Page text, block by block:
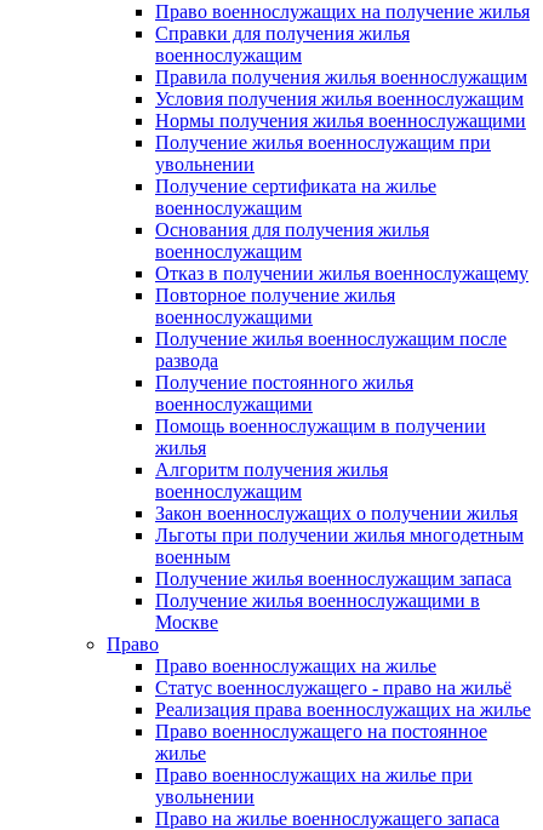
Право военнослужащих на получение жилья
Справки для получения жилья
военнослужащим
Правила получения жилья военнослужащим
Условия получения жилья военнослужащим
Нормы получения жилья военнослужащими
Получение жилья военнослужащим при
увольнении
Получение сертификата на жилье
военнослужащим
Основания для получения жилья
военнослужащим
Отказ в получении жилья военнослужащему
Повторное получение жилья
военнослужащими
Получение жилья военнослужащим после
развода
Получение постоянного жилья
военнослужащими
Помощь военнослужащим в получении
жилья
Алгоритм получения жилья
военнослужащим
Закон военнослужащих о получении жилья
Льготы при получении жилья многодетным
военным
Получение жилья военнослужащим запаса
Получение жилья военнослужащими в
Москве
Право
Право военнослужащих на жилье
Статус военнослужащего - право на жильё
Реализация права военнослужащих на жилье
Право военнослужащего на постоянное
жилье
Право военнослужащих на жилье при
увольнении
Право на жилье военнослужащего запаса